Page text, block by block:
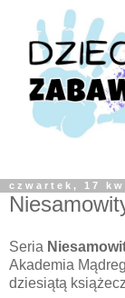
czwartek, 17
Seria
Akademia
dziesiątą